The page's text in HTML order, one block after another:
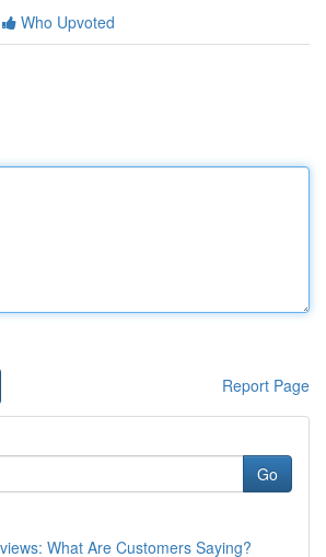
Who Upvoted
Report Page
Go
What Are Customers Saying?